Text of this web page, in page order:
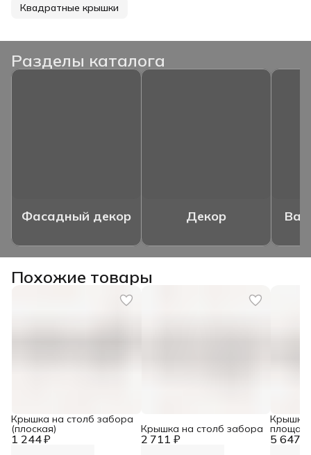
Квадратные крышки
Разделы каталога
Фасадный декор Декор
Похожие товары
1 244 ₽
Крышка на столб забора
(плоская)
2 711 ₽
Крышка на столб забора
5 647 ₽
Крышка